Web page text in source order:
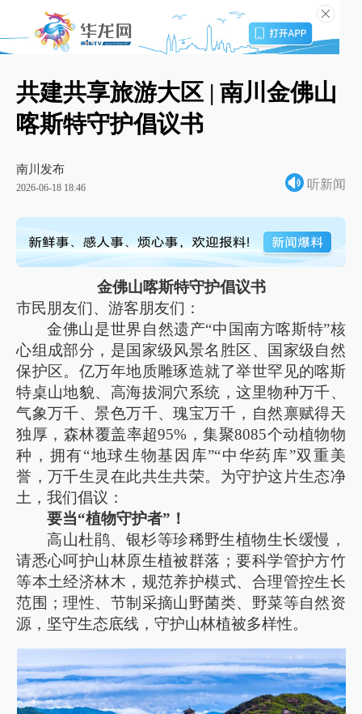
共建共享旅游大区 | 南川金佛山
喀斯特守护倡议书
南川发布
2026-06-18 18:46 听新闻
金佛山喀斯特守护倡议书
市民朋友们、游客朋友们：
金佛山是世界自然遗产“中国南方喀斯特”核
心组成部分，是国家级风景名胜区、国家级自然
保护区。亿万年地质雕琢造就了举世罕见的喀斯
特桌山地貌、高海拔洞穴系统，这里物种万千、
气象万千、景色万千、瑰宝万千，自然禀赋得天
独厚，森林覆盖率超95%，集聚8085个动植物物
种，拥有“地球生物基因库”“中华药库”双重美
誉，万千生灵在此共生共荣。为守护这片生态净
土，我们倡议：
要当“植物守护者”！
高山杜鹃、银杉等珍稀野生植物生长缓慢，
请悉心呵护山林原生植被群落；要科学管护方竹
等本土经济林木，规范养护模式、合理管控生长
范围；理性、节制采摘山野菌类、野菜等自然资
源，坚守生态底线，守护山林植被多样性。